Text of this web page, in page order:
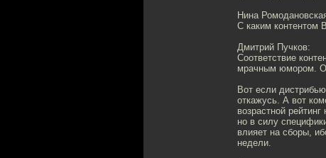
Нина
С каким контентом
Дмитрий Пучков:
Соответствие
мрачным юмором.
Вот если
откажусь. А вот
возрастной
но в силу
влияет на сборы,
недели.